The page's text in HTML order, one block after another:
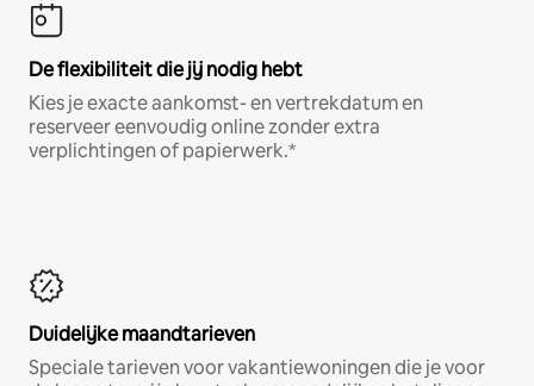
De flexibiliteit die jij nodig hebt
Kies je exacte aankomst- en vertrekdatum en
reserveer eenvoudig online zonder extra
verplichtingen of papierwerk.*
Duidelijke maandtarieven
Speciale tarieven voor vakantiewoningen die je voor